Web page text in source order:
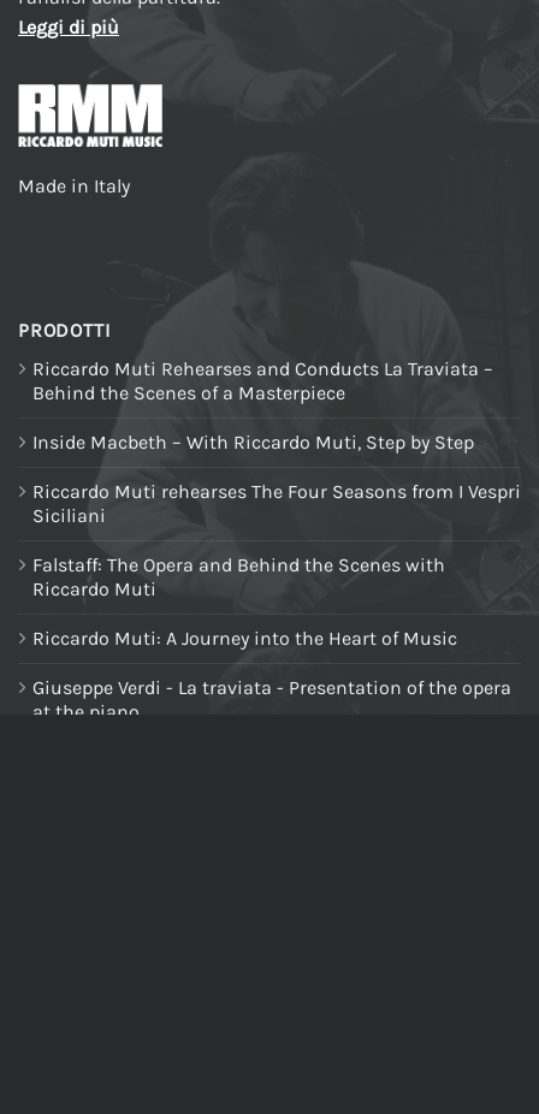
Leggi di più
Made in Italy
PRODOTTI
Riccardo Muti Rehearses and Conducts La Traviata –
Behind the Scenes of a Masterpiece
Inside Macbeth – With Riccardo Muti, Step by Step
Riccardo Muti rehearses The Four Seasons from I Vespri
Siciliani
Falstaff: The Opera and Behind the Scenes with
Riccardo Muti
Riccardo Muti: A Journey into the Heart of Music
Giuseppe Verdi - La traviata - Presentation of the opera
at the piano